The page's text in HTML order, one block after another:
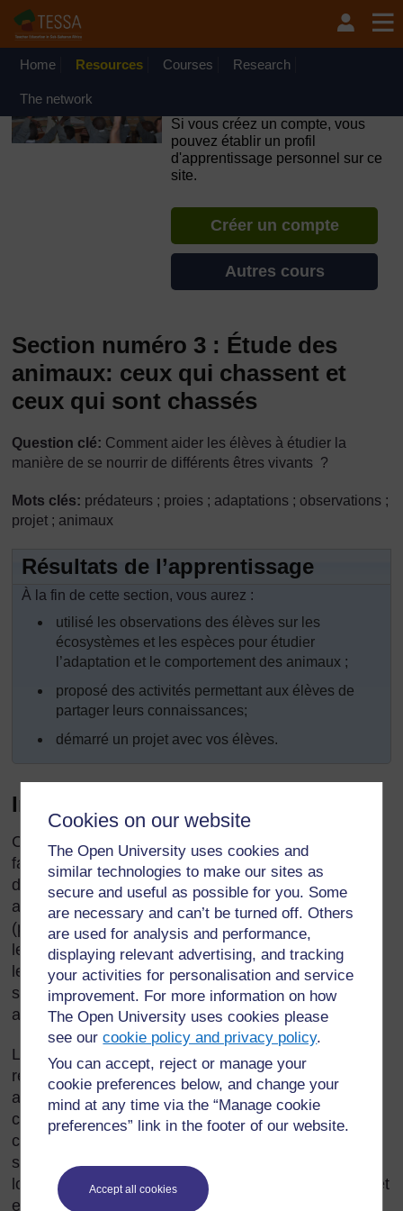
Cookies on our website
The Open University uses cookies and
similar technologies to make our sites as
secure and useful as possible for you. Some
are necessary and can’t be turned off. Others
are used for analysis and performance,
displaying relevant advertising, and tracking
your activities for personalisation and service
improvement. For more information on how
The Open University uses cookies please
see ourcookie policy and privacy policy.
You can accept, reject or manage your
cookie preferences below, and change your
mind at any time via the “Manage cookie
preferences” link in the footer of our website.
Accept all cookies
Passer au contenu principal
OpenLearn Create will be unavailable on Wednesday 12
August 2026 from 8am to 10.30am (GMT) due to routine
Home Resources Courses Research
The network
Si vous créez un compte, vous
pouvez établir un profil
d'apprentissage personnel sur ce
site.
Créer un compte
Autres cours
Section numéro 3 : Étude des
animaux: ceux qui chassent et
ceux qui sont chassés
Question clé: Comment aider les élèves à étudier la
manière de se nourrir de différents êtres vivants ?
Mots clés: prédateurs ; proies ; adaptations ; observations ;
projet ; animaux
Résultats de l’apprentissage
À la fin de cette section, vous aurez :
utilisé les observations des élèves sur les
écosystèmes et les espèces pour étudier
l’adaptation et le comportement des animaux ;
proposé des activités permettant aux élèves de
partager leurs connaissances;
démarré un projet avec vos élèves.
Introduction
Contrairement aux plantes vertes, qui peuvent
fabriquer leur propre nourriture, tous les animaux
doivent trouver et manger des plantes ou d’autres
animaux pour survivre. Les animaux qui chassent
(prédateurs) sont adaptés pour trouver et attraper
leurs proies en procédant de façon très variée selon
les espèces. Les animaux qui sont chassés (proies)
sont également adaptés pour éviter d’être trouvés,
attrapés et dévorés.
Les élèves sont souvent fascinés par l’étude des
relations entre adaptation et nutrition chez les
animaux. Dans cette section, nous étudions
comment inciter les élèves à poser des questions
commençant par « pourquoi ? » en nous appuyant
sur l’étude des animaux de notre environnement
local. Nous voyons également comment structurer et
enregistrer les observations des élèves sur les